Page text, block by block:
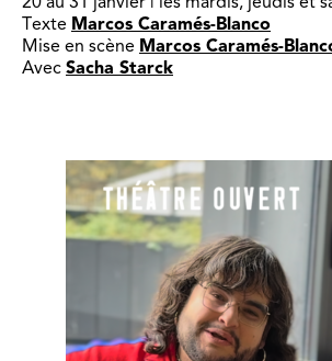
Texte Marcos Caramés-Blanco
Mise en scène Marcos Caramés-
Avec Sacha Starck